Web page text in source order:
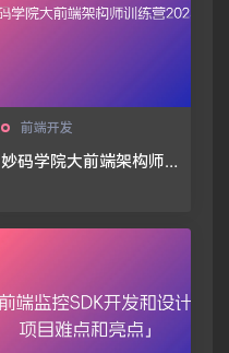
前端开发
妙码学院大前端架构师